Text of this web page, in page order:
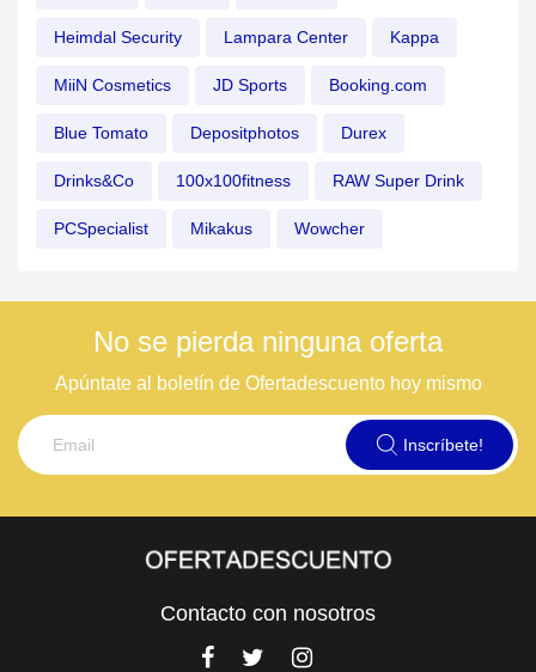
Heimdal Security Lampara Center Kappa
MiiN Cosmetics JD Sports Booking.com
Blue Tomato Depositphotos Durex
Drinks&Co 100x100fitness RAW Super Drink
PCSpecialist Mikakus Wowcher
No se pierda ninguna oferta
Apúntate al boletín de Ofertadescuento hoy mismo
Inscríbete!
Contacto con nosotros